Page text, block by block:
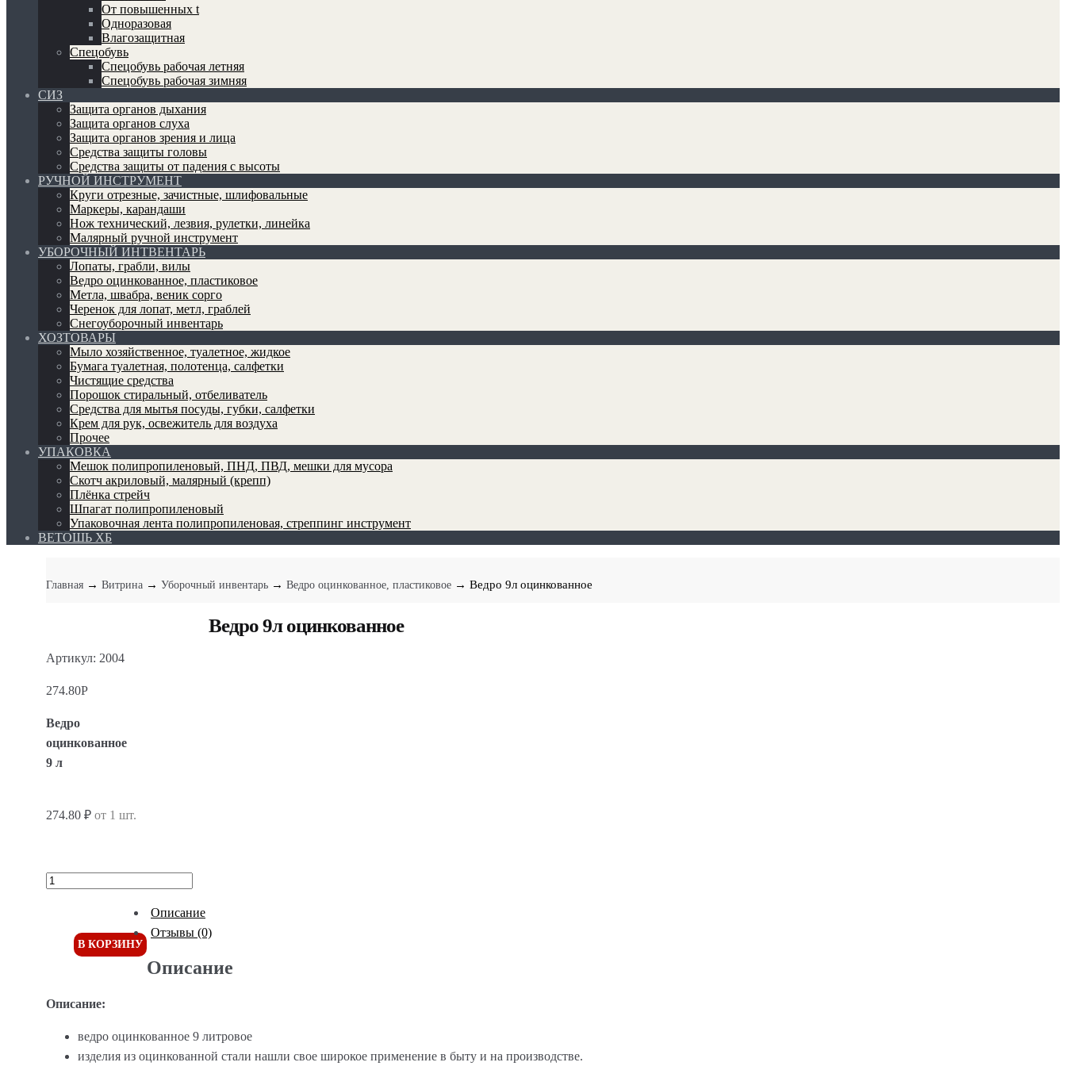
От повышенных t
Одноразовая
Влагозащитная
Спецобувь
Спецобувь рабочая летняя
Спецобувь рабочая зимняя
СИЗ
Защита органов дыхания
Защита органов слуха
Защита органов зрения и лица
Средства защиты головы
Средства защиты от падения с высоты
РУЧНОЙ ИНСТРУМЕНТ
Круги отрезные, зачистные, шлифовальные
Маркеры, карандаши
Нож технический, лезвия, рулетки, линейка
Малярный ручной инструмент
УБОРОЧНЫЙ ИНТВЕНТАРЬ
Лопаты, грабли, вилы
Ведро оцинкованное, пластиковое
Метла, швабра, веник сорго
Черенок для лопат, метл, граблей
Снегоуборочный инвентарь
ХОЗТОВАРЫ
Мыло хозяйственное, туалетное, жидкое
Бумага туалетная, полотенца, салфетки
Чистящие средства
Порошок стиральный, отбеливатель
Средства для мытья посуды, губки, салфетки
Крем для рук, освежитель для воздуха
Прочее
УПАКОВКА
Мешок полипропиленовый, ПНД, ПВД, мешки для мусора
Скотч акриловый, малярный (крепп)
Плёнка стрейч
Шпагат полипропиленовый
Упаковочная лента полипропиленовая, стреппинг инструмент
ВЕТОШЬ ХБ
Главная → Витрина → Уборочный инвентарь → Ведро оцинкованное, пластиковое → Ведро 9л оцинкованное
Ведро 9л оцинкованное
Артикул: 2004
274.80Р
Ведро
оцинкованное
9 л
274.80 ₽ от 1 шт.
В КОРЗИНУ
Описание
Отзывы (0)
Описание
Описание:
ведро оцинкованное 9 литровое
изделия из оцинкованной стали нашли свое широкое применение в быту и на производстве.